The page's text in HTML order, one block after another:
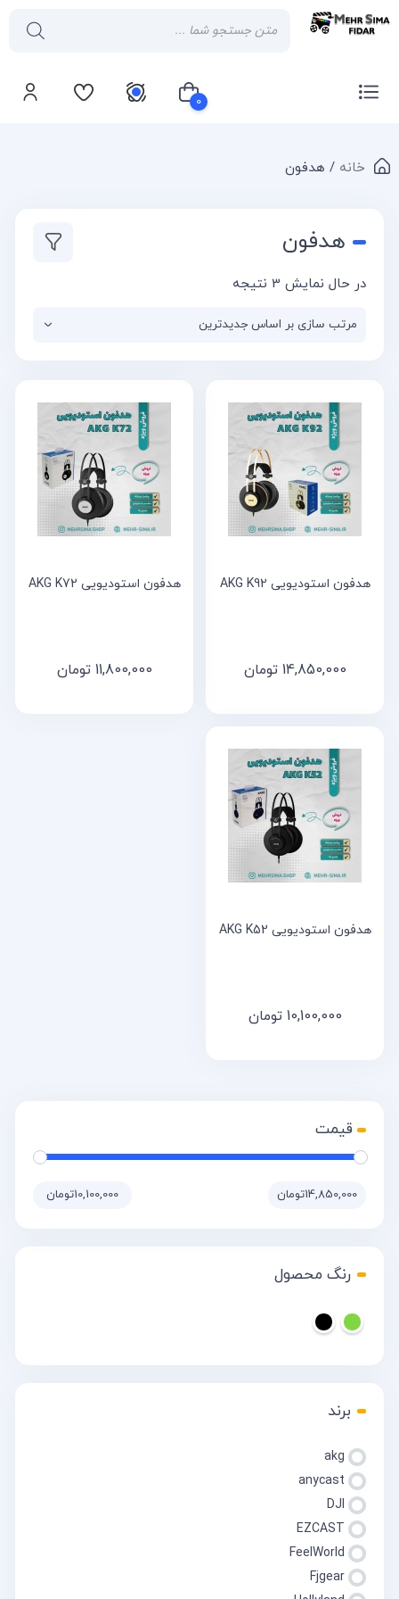
0
خانه / هدفون
هدفون
در حال نمایش 3 نتیجه
هدفون استودیویی AKG K92
14,850,000 تومان
هدفون استودیویی AKG K72
11,800,000 تومان
هدفون استودیویی AKG K52
10,100,000 تومان
قیمت:10,100,000تومان 14,850,000تومان
رنگ محصول
برند
akg
anycast
DJI
EZCAST
FeelWorld
Fjgear